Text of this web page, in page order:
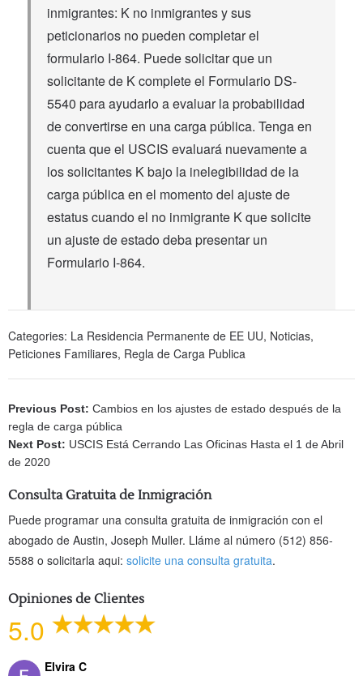
inmigrantes: K no inmigrantes y sus
peticionarios no pueden completar el
formulario I-864. Puede solicitar que un
solicitante de K complete el Formulario DS-
5540 para ayudarlo a evaluar la probabilidad
de convertirse en una carga pública. Tenga en
cuenta que el USCIS evaluará nuevamente a
los solicitantes K bajo la inelegibilidad de la
carga pública en el momento del ajuste de
estatus cuando el no inmigrante K que solicite
un ajuste de estado deba presentar un
Formulario I-864.
Categories: La Residencia Permanente de EE UU, Noticias,
Peticiones Familiares, Regla de Carga Publica
Previous Post: Cambios en los ajustes de estado después de la
regla de carga pública
Next Post: USCIS Está Cerrando Las Oficinas Hasta el 1 de Abril
de 2020
Consulta Gratuita de Inmigración
Puede programar una consulta gratuita de inmigración con el
abogado de Austin, Joseph Muller. Lláme al número (512) 856-
5588 o solicitarla aqui: solicite una consulta gratuita.
Opiniones de Clientes
5.0
Elvira C